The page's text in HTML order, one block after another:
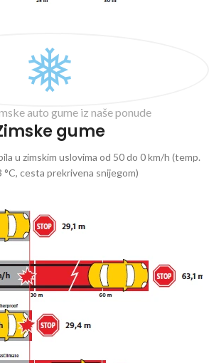
auto gume iz naše ponude
gume
u zimskim uslovima od 50 do 0 km/h (temp.
°C, cesta prekrivena snijegom)